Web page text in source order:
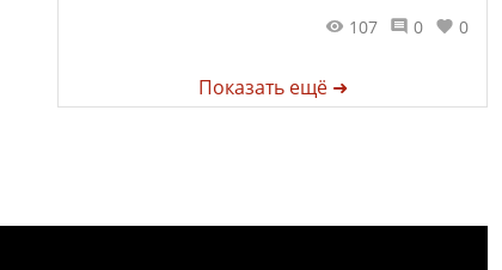
107
0 0
Показать ещё ➜